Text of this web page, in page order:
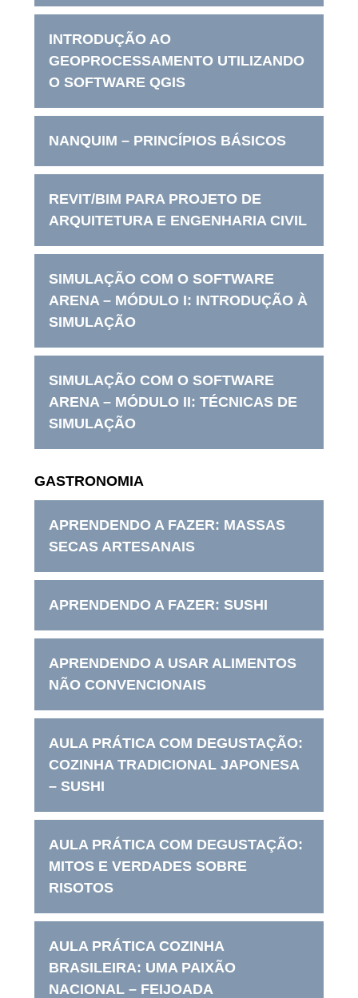
INTRODUÇÃO AO
GEOPROCESSAMENTO UTILIZANDO
O SOFTWARE QGIS
NANQUIM – PRINCÍPIOS BÁSICOS
REVIT/BIM PARA PROJETO DE
ARQUITETURA E ENGENHARIA CIVIL
SIMULAÇÃO COM O SOFTWARE
ARENA – MÓDULO I: INTRODUÇÃO À
SIMULAÇÃO
SIMULAÇÃO COM O SOFTWARE
ARENA – MÓDULO II: TÉCNICAS DE
SIMULAÇÃO
GASTRONOMIA
APRENDENDO A FAZER: MASSAS
SECAS ARTESANAIS
APRENDENDO A FAZER: SUSHI
APRENDENDO A USAR ALIMENTOS
NÃO CONVENCIONAIS
AULA PRÁTICA COM DEGUSTAÇÃO:
COZINHA TRADICIONAL JAPONESA
– SUSHI
AULA PRÁTICA COM DEGUSTAÇÃO:
MITOS E VERDADES SOBRE
RISOTOS
AULA PRÁTICA COZINHA
BRASILEIRA: UMA PAIXÃO
NACIONAL – FEIJOADA